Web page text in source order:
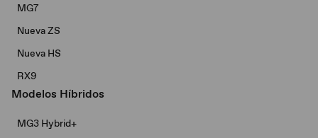
MG7
Nueva ZS
Nueva HS
RX9
Modelos Híbridos
MG3 Hybrid+​